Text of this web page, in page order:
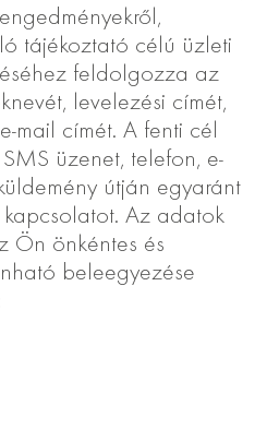
tájékoztató célú üzleti
feldolgozza az
levelezési címét,
mail címét. A fenti cél
üzenet, telefon, e-
útján egyaránt
Az adatok
Ön önkéntes és
beleegyezése